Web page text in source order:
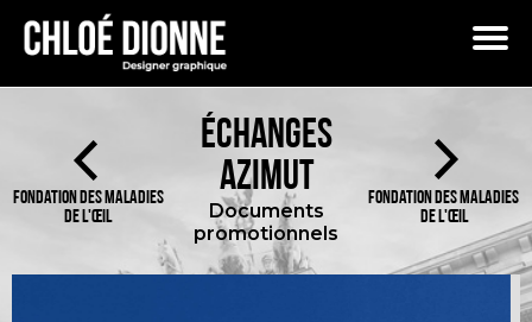
Fondation des maladies
de l'œil
Échanges
Azimut
Documents
promotionnels
Fondation des maladies
de l'œil